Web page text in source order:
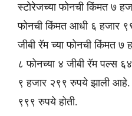
स्टोरेजच्या फोनची किंमत ७
फोनची किंमत आधी ६ हजार
जीबी रॅम च्या फोनची किंमत
८ फोनच्या ४ जीबी रॅम पल्स
९ हजार २९९ रुपये झाली आहे.
९९९ रुपये होती.